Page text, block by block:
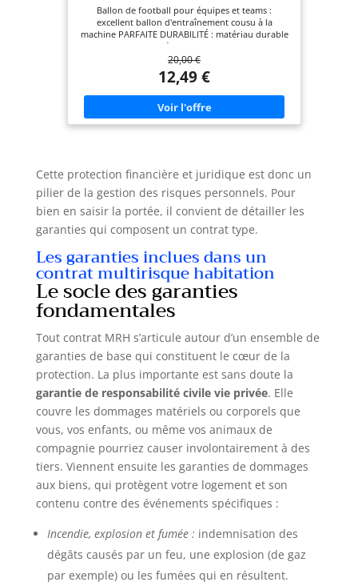
pour l'entraînement d'équipe - Football
pour Enfants et éveil, Taille 3, Taille 4 et Taille
5
Ballon de football pour équipes et teams :
excellent ballon d'entraînement cousu à la
machine PARFAITE DURABILITÉ : matériau durable
et souple en polyuréthane thermoplastique avec
laminage supplémentaire de mousse Le ballon de
football avec vessie en butyle assure une très
faible perte de pression d'air et un rebond
optimal Construction de 32 panneaux - disponible
en tailles 3, 4 et 5 (voir le tableau des tailles dans
l'aperçu de l'image) Le meilleur ballon
d'entraînement pour chaque équipe
20,00 €
12,49 €
Cette protection financière et juridique est donc un
pilier de la gestion des risques personnels. Pour
bien en saisir la portée, il convient de détailler les
garanties qui composent un contrat type.
Les garanties inclues dans un
contrat multirisque habitation
Le socle des garanties
fondamentales
Tout contrat MRH s’articule autour d’un ensemble de
garanties de base qui constituent le cœur de la
protection. La plus importante est sans doute la
garantie de responsabilité civile vie privée. Elle
couvre les dommages matériels ou corporels que
vous, vos enfants, ou même vos animaux de
compagnie pourriez causer involontairement à des
tiers. Viennent ensuite les garanties de dommages
aux biens, qui protègent votre logement et son
contenu contre des événements spécifiques :
Incendie, explosion et fumée : indemnisation des
dégâts causés par un feu, une explosion (de gaz
par exemple) ou les fumées qui en résultent.